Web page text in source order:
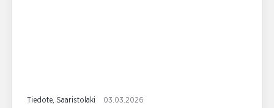
Tiedote, Saaristolaki 03.03.2026